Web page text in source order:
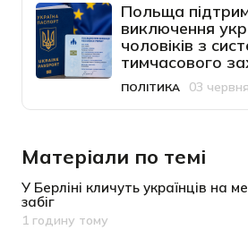
Польща
виключення
чоловіків з
тимчасового
Категорія
ПОЛІТИКА
Дата публікації
03
Матеріали по темі
У Берліні кличуть українців на
забіг
Дата публікації
1 годину тому